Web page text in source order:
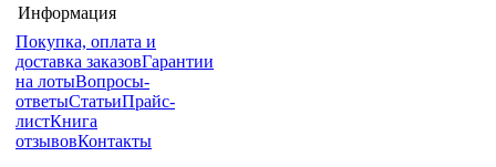
Информация
Покупка, оплата и
доставка заказовГарантии
на лотыВопросы-
ответыСтатьиПрайс-
листКнига
отзывовКонтакты